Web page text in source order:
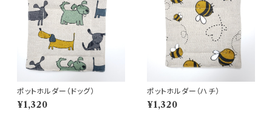
ポットホルダー（ドッグ）
¥1,320
ポットホルダー（ハチ）
¥1,320